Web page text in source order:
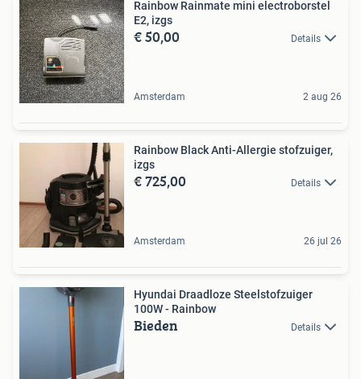
Rainbow Rainmate mini electroborstel
E2, izgs
€ 50,00 Details
Amsterdam 2 aug 26
Rainbow Black Anti-Allergie stofzuiger,
izgs
€ 725,00 Details
Amsterdam 26 jul 26
Hyundai Draadloze Steelstofzuiger
100W - Rainbow
Bieden Details